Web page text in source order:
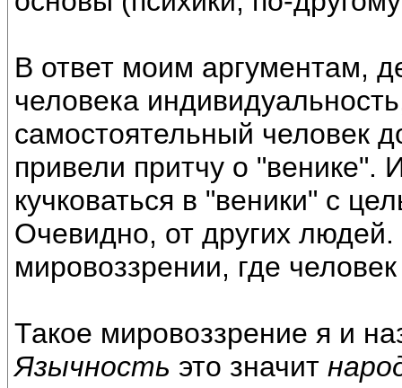
В ответ моим аргументам,
человека
самостоятельный человек
привели притчу о "венике".
кучковаться в "веники" c
Очевидно, от других
мировоззрении, где
Такое мировоззрение я и
Язычность это значит